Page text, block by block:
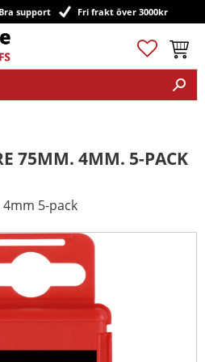
Bra support Fri frakt över 3000kr
Favoriter
75MM. 4MM. 5-PACK
5-pack